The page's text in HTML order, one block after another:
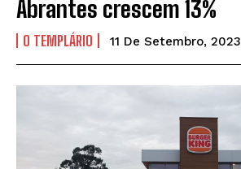
Abrantes crescem 13%
O TEMPLÁRIO 11 De Setembro, 2023